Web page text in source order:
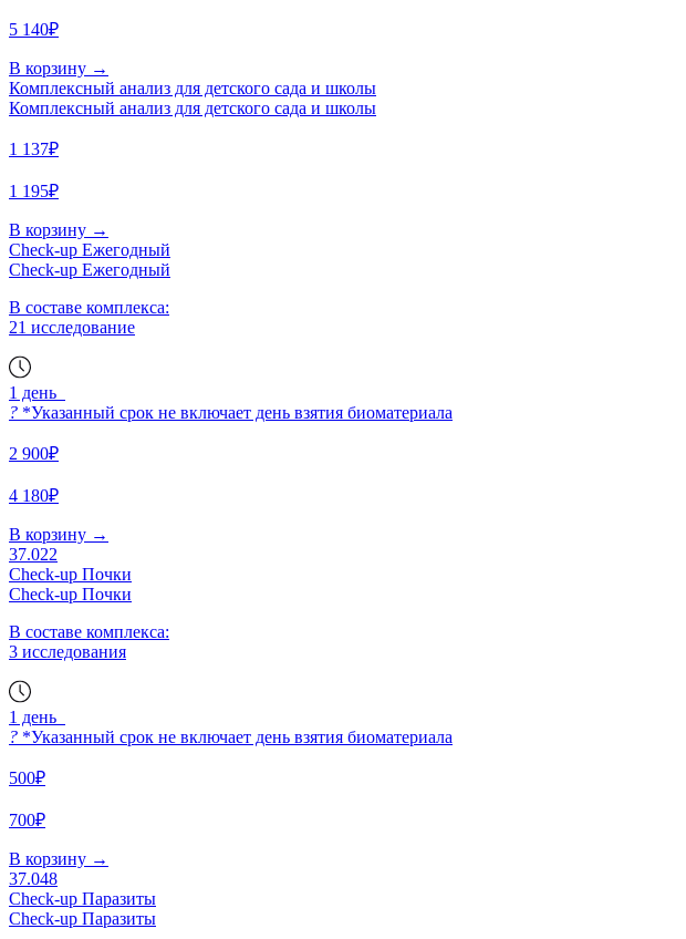
5 140₽
В корзину →
Комплексный анализ для детского сада и школы
Комплексный анализ для детского сада и школы
1 137₽
1 195₽
В корзину →
Check-up Ежегодный
Check-up Ежегодный
В составе комплекса:
21 исследование
1 день
? *Указанный срок не включает день взятия биоматериала
2 900₽
4 180₽
В корзину →
37.022
Check-up Почки
Check-up Почки
В составе комплекса:
3 исследования
1 день
? *Указанный срок не включает день взятия биоматериала
500₽
700₽
В корзину →
37.048
Check-up Паразиты
Check-up Паразиты